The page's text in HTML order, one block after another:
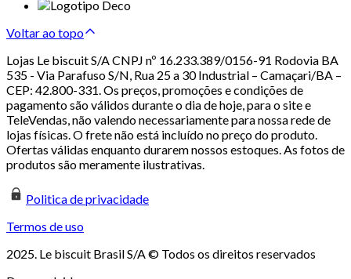
Voltar ao topo
Lojas Le biscuit S/A CNPJ nº 16.233.389/0156-91 Rodovia BA
535 - Via Parafuso S/N, Rua 25 a 30 Industrial – Camaçari/BA –
CEP: 42.800-331. Os preços, promoções e condições de
pagamento são válidos durante o dia de hoje, para o site e
TeleVendas, não valendo necessariamente para nossa rede de
lojas físicas. O frete não está incluído no preço do produto.
Ofertas válidas enquanto durarem nossos estoques. As fotos de
produtos são meramente ilustrativas.
Politica de privacidade
Termos de uso
2025. Le biscuit Brasil S/A © Todos os direitos reservados